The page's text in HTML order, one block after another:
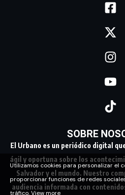
SOBRE
El Urbano es un periódico digital
ágil y oportuna sobre los
Salvador y el mundo. Nuestro
audiencia informada con
Utilizamos cookies para personalizar el
proporcionar funciones de redes
tráfico.View more